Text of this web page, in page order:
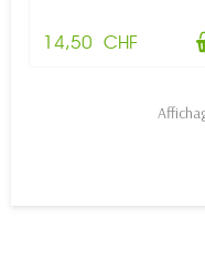
14,50 CHF